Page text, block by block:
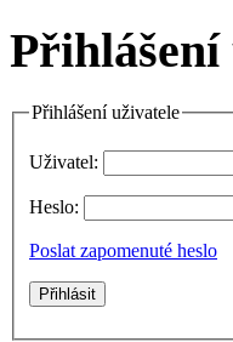
Přihlášení
Přihlášení uživatele
Uživatel:
Heslo:
Poslat zapomenuté heslo